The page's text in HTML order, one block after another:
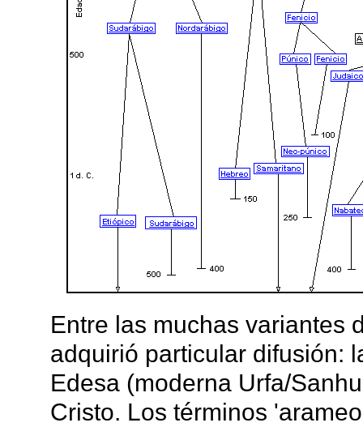
Entre las muchas variantes
adquirió particular difusión:
Edesa (moderna Urfa/
Cristo. Los términos